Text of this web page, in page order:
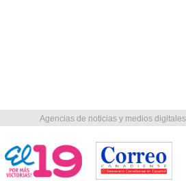
Agencias de noticias y medios digitales